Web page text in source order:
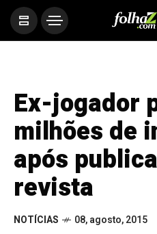
Ex-jogador
milhões de
após
revista
NOTÍCIAS 08, agosto, 2015